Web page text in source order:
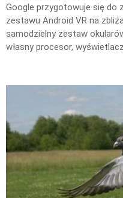
Google przygotowuje się do
zestawu Android VR na
samodzielny zestaw
własny procesor,